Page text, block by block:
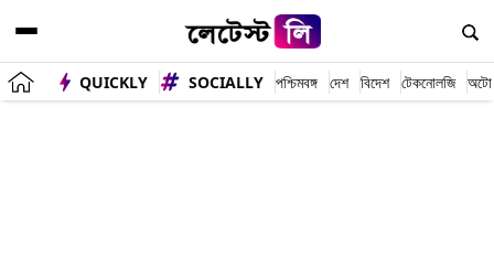
QUICKLY SOCIALLY পশ্চিমবঙ্গ দেশ বিদেশ টেকনোলজি অটো